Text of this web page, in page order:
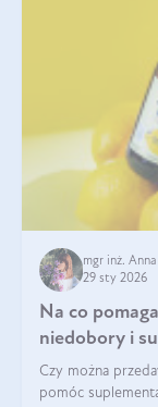
mgr inż. Anna
29 sty 2026
Na co
niedobory i
Czy można
pomóc